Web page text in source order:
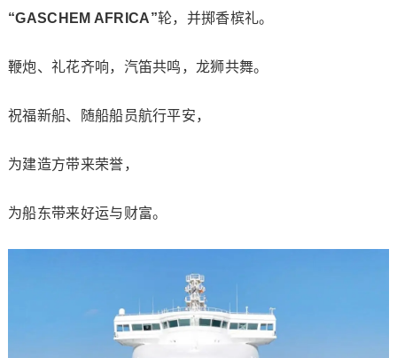
“GASCHEM AFRICA”轮，并掷香槟礼。
鞭炮、礼花齐响，汽笛共鸣，龙狮共舞。
祝福新船、随船船员航行平安，
为建造方带来荣誉，
为船东带来好运与财富。